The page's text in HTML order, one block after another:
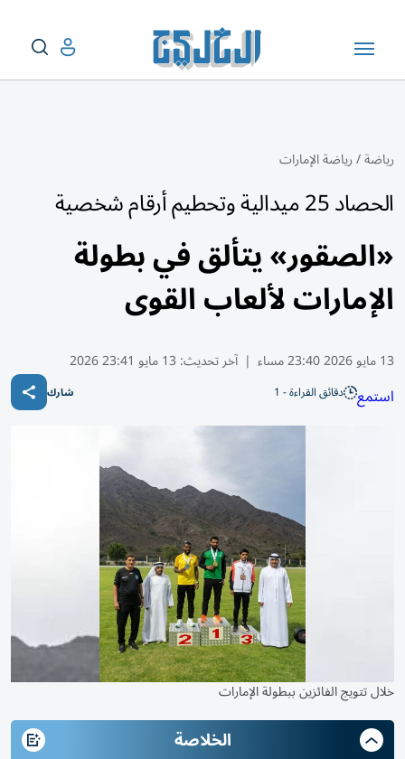
رياضة/رياضة الإمارات
الحصاد 25 ميدالية وتحطيم أرقام شخصية
«الصقور» يتألق في بطولة
الإمارات لألعاب القوى
13 مايو 2026 23:40 مساء | آخر تحديث: 13 مايو 23:41 2026
استمع دقائق القراءة - 1 شارك
خلال تتويج الفائزين ببطولة الإمارات
الخلاصة